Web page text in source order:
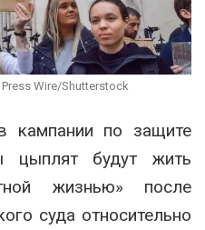
Wire/Shutterstock
кампании по защите
цыплят будут жить
жизнью» после
суда относительно